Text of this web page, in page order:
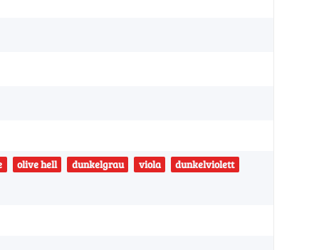
olive hell dunkelgrau viola
dunkelviolett